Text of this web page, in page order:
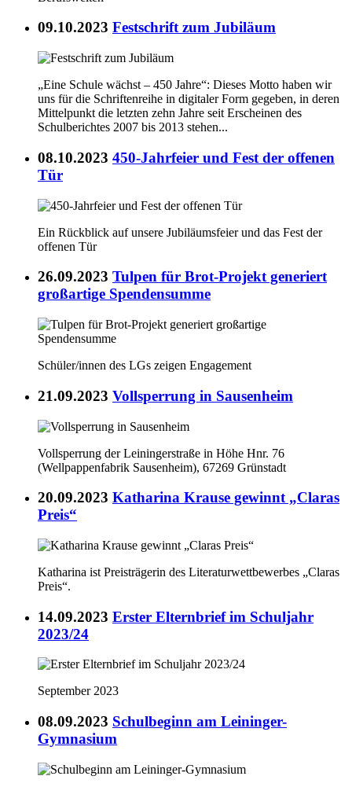
09.10.2023 Festschrift zum Jubiläum
„Eine Schule wächst – 450 Jahre“: Dieses Motto haben wir
uns für die Schriftenreihe in digitaler Form gegeben, in deren
Mittelpunkt die letzten zehn Jahre seit Erscheinen des
Schulberichtes 2007 bis 2013 stehen...
08.10.2023 450-Jahrfeier und Fest der offenen
Tür
Ein Rückblick auf unsere Jubiläumsfeier und das Fest der
offenen Tür
26.09.2023 Tulpen für Brot-Projekt generiert
großartige Spendensumme
Schüler/innen des LGs zeigen Engagement
21.09.2023 Vollsperrung in Sausenheim
Vollsperrung der Leiningerstraße in Höhe Hnr. 76
(Wellpappenfabrik Sausenheim), 67269 Grünstadt
20.09.2023 Katharina Krause gewinnt „Claras
Preis“
Katharina ist Preisträgerin des Literaturwettbewerbes „Claras
Preis“.
14.09.2023 Erster Elternbrief im Schuljahr
2023/24
September 2023
08.09.2023 Schulbeginn am Leininger-
Gymnasium